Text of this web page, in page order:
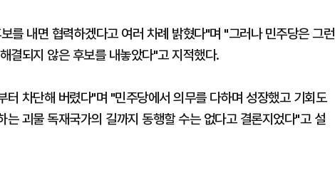
를 내면 협력하겠다고 여러 차례 밝혔다"며 "그러나 민주당은 그런
결되지 않은 후보를 내놓았다"고 지적했다.
터 차단해 버렸다"며 "민주당에서 의무를 다하며 성장했고 기회도
는 괴물 독재국가의 길까지 동행할 수는 없다고 결론지었다"고 설